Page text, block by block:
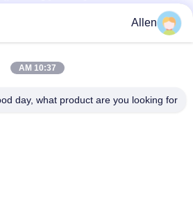
كمنشطات حيوية زراعية
سماد نيتروجين ورقي عضوي أحماض أمينية
السائلة للمحاصيل
Allen
10:37 AM
day, what product are you looking for?